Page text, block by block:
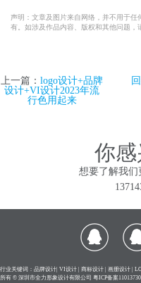
声明：文章及图片来自网络，并不用于
有。如涉及作品内容、版权和其他问题，
上一篇：logo设计+品牌
设计+VI设计2023年流
行色用起来
你感
想要了解我
行业关键词：品牌设计| VI设计 | 商标设计 | 画册设计 |
所有 © 深圳市全力形象设计有限公司 粤ICP备案